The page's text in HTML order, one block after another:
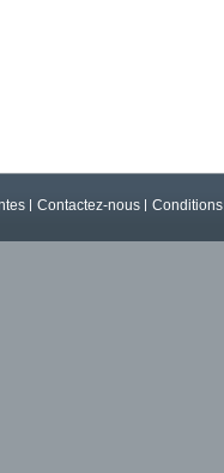
Contactez-nous